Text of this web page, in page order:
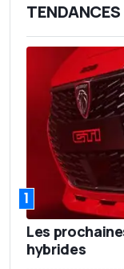
TENDANCES
1
Les
hybrides